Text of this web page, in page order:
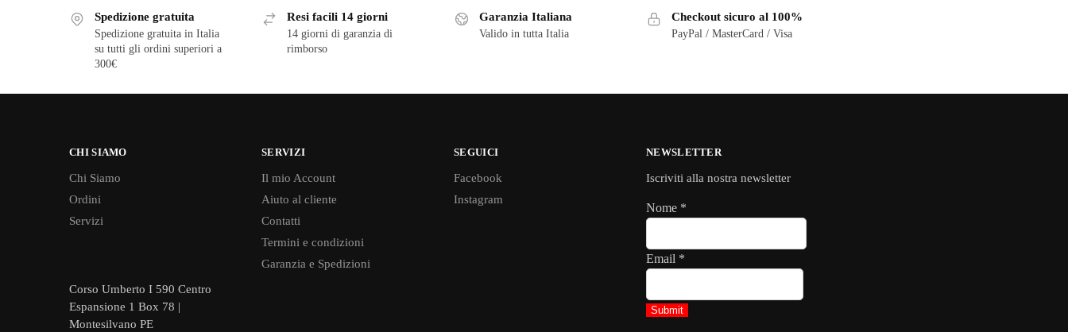
Spedizione gratuita
Spedizione gratuita in Italia
su tutti gli ordini superiori a
300€
Resi facili 14 giorni
14 giorni di garanzia di
rimborso
Garanzia Italiana
Valido in tutta Italia
Checkout sicuro al 100%
PayPal / MasterCard / Visa
CHI SIAMO
Chi Siamo
Ordini
Servizi
Corso Umberto I 590 Centro
Espansione 1 Box 78 |
Montesilvano PE
SERVIZI
Il mio Account
Aiuto al cliente
Contatti
Termini e condizioni
Garanzia e Spedizioni
SEGUICI
Facebook
Instagram
NEWSLETTER
Iscriviti alla nostra newsletter
Nome *
Email *
Submit